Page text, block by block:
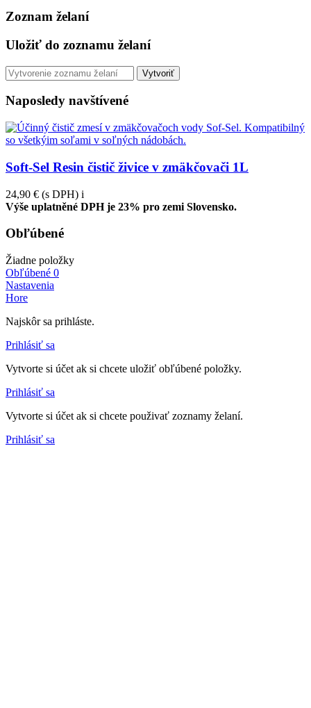
Zoznam želaní
Uložiť do zoznamu želaní
Vytvoriť
Naposledy navštívené
Soft-Sel Resin čistič živice v zmäkčovači 1L
24,90 € (s DPH) i
Výše uplatněné DPH je 23% pro zemi Slovensko.
Obľúbené
Žiadne položky
Obľúbené 0
Nastavenia
Hore
Najskôr sa prihláste.
Prihlásiť sa
Vytvorte si účet ak si chcete uložiť obľúbené položky.
Prihlásiť sa
Vytvorte si účet ak si chcete použivať zoznamy želaní.
Prihlásiť sa